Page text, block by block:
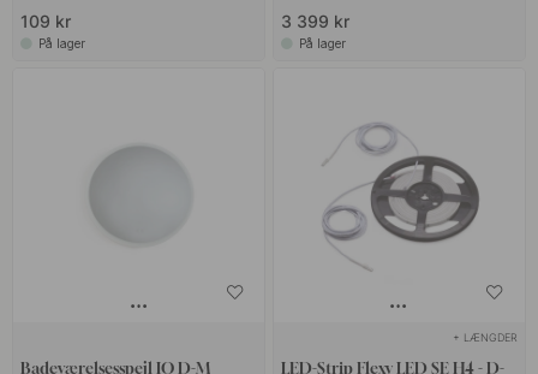
109 kr
På lager
3 399 kr
På lager
Badeværelsesspejl IO D-M
+ LÆNGDER
LED-Strip Flexy LED SE H4 - D-